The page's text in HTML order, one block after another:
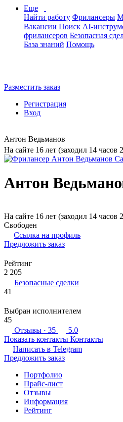
Еще
Найти работу Фрилансеры
Вакансии Поиск AI-
фрилансеров Безопасная
База знаний Помощь
Разместить заказ
Регистрация
Вход
Антон Ведьманов
На сайте 16 лет (заходил 14 часов
Антон
На сайте 16 лет (заходил 14 часов
Свободен
Ссылка на профиль
Предложить заказ
Рейтинг
2 205
Безопасные сделки
41
Выбран исполнителем
45
Отзывы · 35
5.0
Показать контакты Контакты
Написать в Telegram
Предложить заказ
Портфолио
Прайс-лист
Отзывы
Информация
Рейтинг